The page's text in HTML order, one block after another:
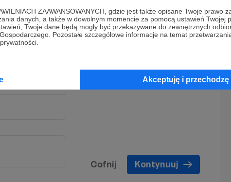
ZAAWANSOWANYCH, gdzie jest także opisane Twoje prawo
danych, a także w dowolnym momencie za pomocą ustawień Twojej
Twoje dane będą mogły być przekazywane do zewnętrznych
Pozostałe szczegółowe informacje na temat
Akceptuję i
Cofnij Kontynuuj